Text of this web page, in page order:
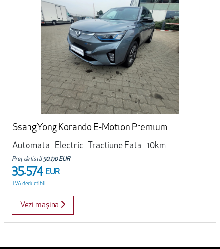
SsangYong Korando E-Motion Premium
Automata
Electric Tractiune Fata 10km
Preț de listă50.170 EUR
35.574 EUR
TVA deductibil
Vezi mașina